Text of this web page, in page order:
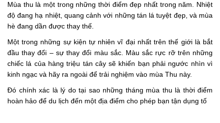
Mùa thu là một trong những thời điểm đẹp nhất trong năm. Nhiệt
độ đang hạ nhiệt, quang cảnh với những tán lá tuyệt đẹp, và mùa
hè đang dần được thay thế.
Một trong những sự kiện tự nhiên vĩ đại nhất trên thế giới là bắt
đầu thay đổi – sự thay đổi màu sắc. Màu sắc rực rỡ trên những
chiếc lá của hàng triệu tán cây sẽ khiến bạn phải ngước nhìn vì
kinh ngạc và hãy ra ngoài để trải nghiệm vào mùa Thu này.
Đó chính xác là lý do tại sao những tháng mùa thu là thời điểm
hoàn hảo để du lịch đến một địa điểm cho phép bạn tận dụng tố